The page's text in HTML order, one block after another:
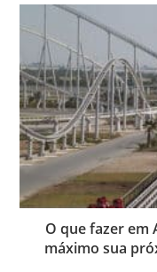
O que fazer em
máximo sua